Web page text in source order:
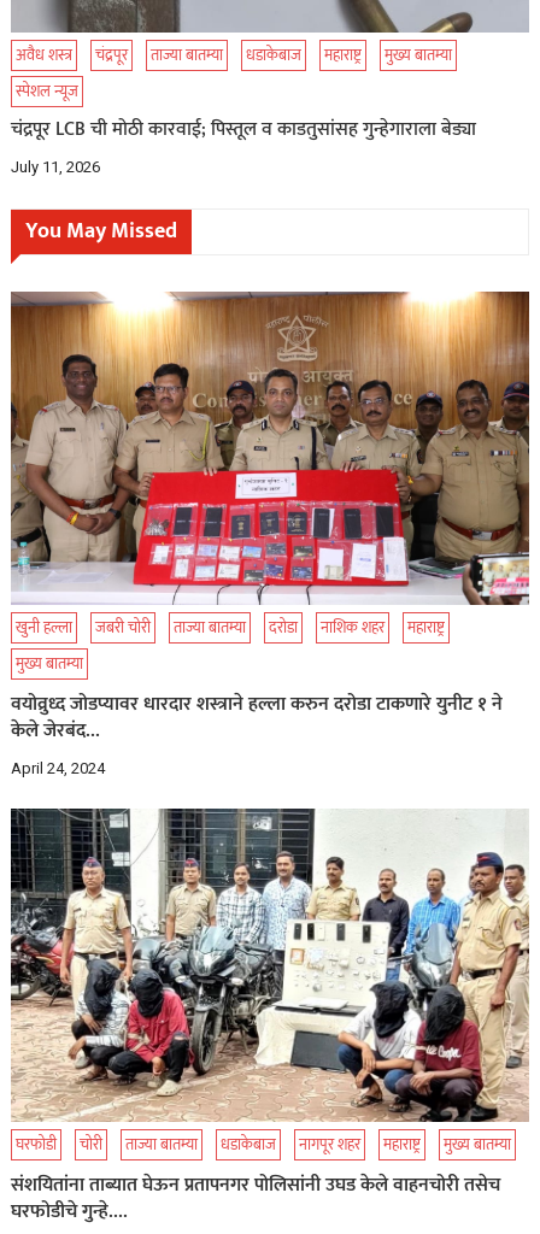
अवैध शस्त्र चंद्रपूर ताज्या बातम्या धडाकेबाज महाराष्ट्र
मुख्य बातम्या
स्पेशल न्यूज
चंद्रपूर LCB ची मोठी कारवाई; पिस्तूल व काडतुसांसह गुन्हेगाराला बेड्या
July 11, 2026
You May Missed
खुनी हल्ला जबरी चोरी ताज्या बातम्या दरोडा नाशिक शहर
महाराष्ट्र
मुख्य बातम्या
वयोव्रुध्द जोडप्यावर धारदार शस्त्राने हल्ला करुन दरोडा टाकणारे युनीट १ ने
केले जेरबंद…
April 24, 2024
घरफोडी चोरी ताज्या बातम्या धडाकेबाज नागपूर शहर महाराष्ट्र मुख्य बातम्या
संशयितांना ताब्यात घेऊन प्रतापनगर पोलिसांनी उघड केले वाहनचोरी तसेच
घरफोडीचे गुन्हे….